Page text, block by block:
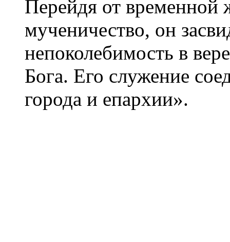
Перейдя от временной
мученичество, он
непоколебимость в
Бога. Его служение
города и епархии».